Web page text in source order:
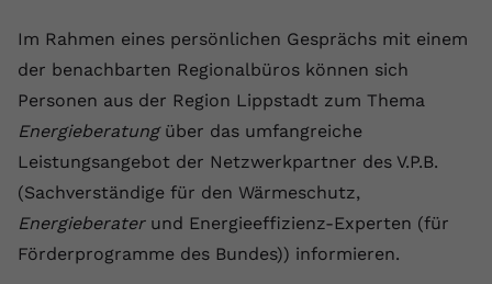
Im Rahmen eines persönlichen Gesprächs mit einem
der benachbarten Regionalbüros können sich
Personen aus der Region Lippstadt zum Thema
Energieberatungüber das umfangreiche
Leistungsangebot der Netzwerkpartner des V.P.B.
(Sachverständige für den Wärmeschutz,
Energieberaterund Energieeffizienz-Experten (für
Förderprogramme des Bundes)) informieren.
Laufzeit Session
Zweck
YouTube setzt diesen Cookie, um die
Videopräferenzen des Benutzers zu
speichern, der eingebettete YouTube-
Videos verwendet.